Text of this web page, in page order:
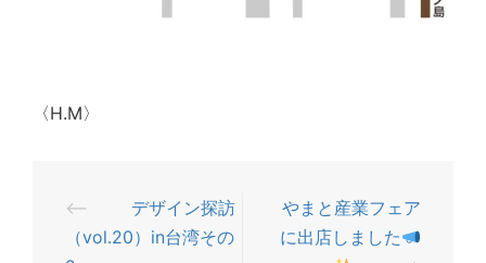
〈H.M〉
投
稿
⟵
デザイン探訪
（vol.20）in台湾その
やまと産業フェア
に出店しました